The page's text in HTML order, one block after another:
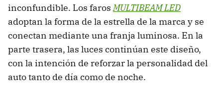
inconfundible. Los farosMULTIBEAM LED
adoptan la forma de la estrella de la marca y se
conectan mediante una franja luminosa. En la
parte trasera, las luces continúan este diseño,
con la intención de reforzar la personalidad del
auto tanto de día como de noche.